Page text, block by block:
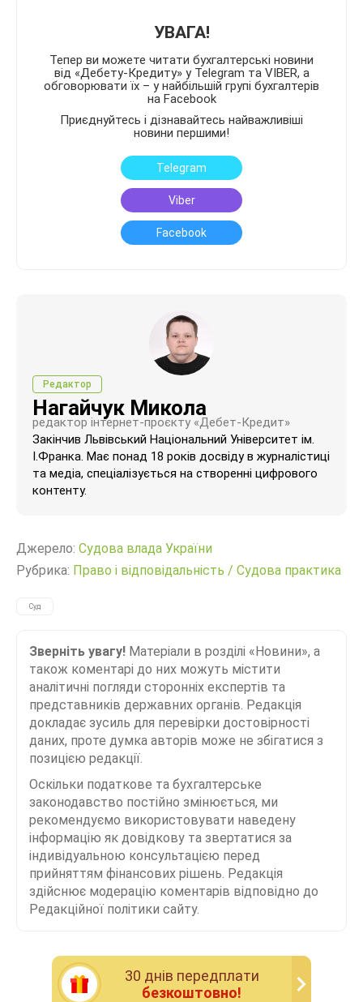
УВАГА!
Тепер ви можете читати бухгалтерські новини
від «Дебету-Кредиту» у Telegram та VIBER, а
обговорювати їх – у найбільшій групі бухгалтерів
на Facebook
Приєднуйтесь і дізнавайтесь найважливіші
новини першими!
Telegram
Viber
Facebook
Редактор
Нагайчук Микола
редактор інтернет-проєкту «Дебет-Кредит»
Закінчив Львівський Національний Університет ім.
І.Франка. Має понад 18 років досвіду в журналістиці
та медіа, спеціалізується на створенні цифрового
контенту.
Джерело: Судова влада України
Рубрика: Право і відповідальність / Судова практика
Суд
Зверніть увагу! Матеріали в розділі «Новини», а
також коментарі до них можуть містити
аналітичні погляди сторонніх експертів та
представників державних органів. Редакція
докладає зусиль для перевірки достовірності
даних, проте думка авторів може не збігатися з
позицією редакції.
Оскільки податкове та бухгалтерське
законодавство постійно змінюється, ми
рекомендуємо використовувати наведену
інформацію як довідкову та звертатися за
індивідуальною консультацією перед
прийняттям фінансових рішень. Редакція
здійснює модерацію коментарів відповідно до
Редакційної політики сайту.
30 днiв передплати
безкоштовно!